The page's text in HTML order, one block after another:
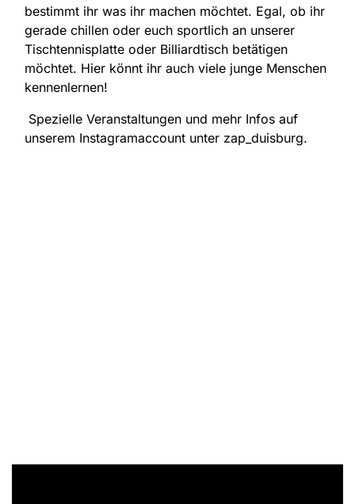
bestimmt ihr was ihr machen möchtet. Egal, ob ihr
gerade chillen oder euch sportlich an unserer
Tischtennisplatte oder Billiardtisch betätigen
möchtet. Hier könnt ihr auch viele junge Menschen
kennenlernen!
Spezielle Veranstaltungen und mehr Infos auf
unserem Instagramaccount unter zap_duisburg.